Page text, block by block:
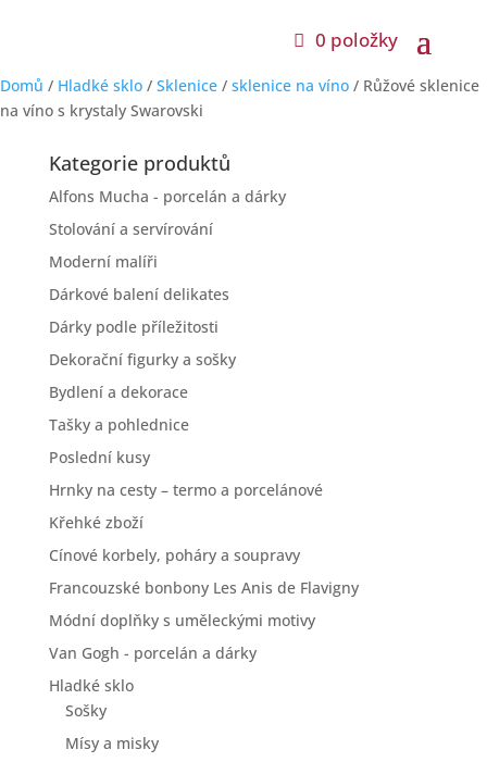
0 položky
Domů / Hladké sklo / Sklenice / sklenice na víno / Růžové sklenice
na víno s krystaly Swarovski
Kategorie produktů
Alfons Mucha - porcelán a dárky
Stolování a servírování
Moderní malíři
Dárkové balení delikates
Dárky podle příležitosti
Dekorační figurky a sošky
Bydlení a dekorace
Tašky a pohlednice
Poslední kusy
Hrnky na cesty – termo a porcelánové
Křehké zboží
Cínové korbely, poháry a soupravy
Francouzské bonbony Les Anis de Flavigny
Módní doplňky s uměleckými motivy
Van Gogh - porcelán a dárky
Hladké sklo
Sošky
Mísy a misky